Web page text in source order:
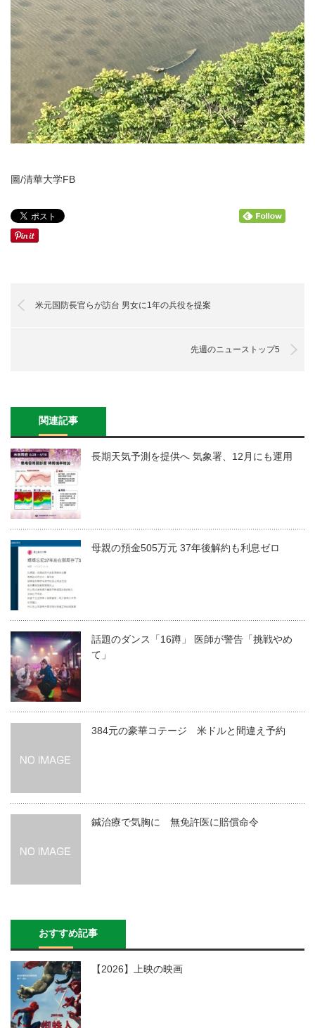
圖/清華大学FB
米元国防長官らが訪台 男女に1年の兵役を提案
先週のニューストップ5
関連記事
長期天気予測を提供へ 気象署、12月にも運用
母親の預金505万元 37年後解約も利息ゼロ
話題のダンス「16蹲」 医師が警告「挑戦やめ
て」
384元の豪華コテージ 米ドルと間違え予約
鍼治療で気胸に 無免許医に賠償命令
おすすめ記事
【2026】上映の映画